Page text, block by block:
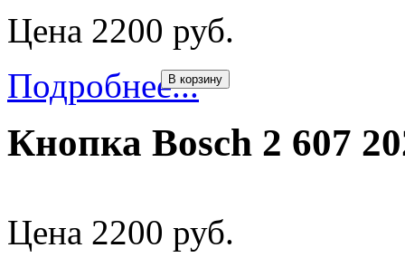
Цена 2200 руб.
Подробнее...
В корзину
Кнопка Bosch 2 607
Цена 2200 руб.